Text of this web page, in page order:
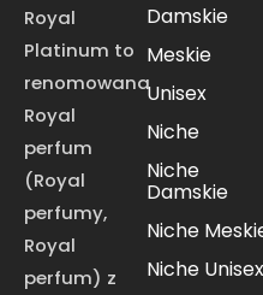
Royal
Platinum to
renomowana
Royal
perfum
(Royal
perfumy,
Royal
perfum) z
Damskie
Meskie
Unisex
Niche
Niche
Damskie
Niche
Niche Unisex